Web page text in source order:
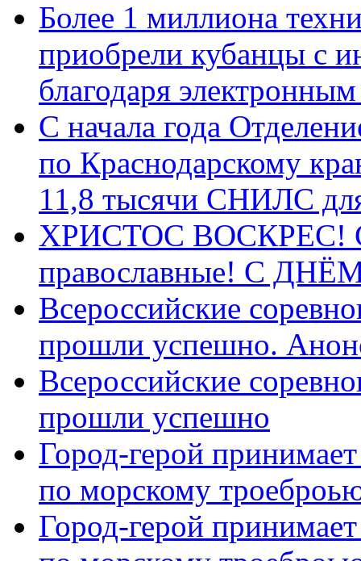
Более 1 миллиона
приобрели кубанцы с
благодаря
С начала года
по Краснодарскому
11,8 тысячи СНИЛС
ХРИСТОС ВОСКРЕС! С
православные! C
Всероссийские
прошли успешно.
Всероссийские
прошли успешно
Город-герой
по морскому
Город-герой